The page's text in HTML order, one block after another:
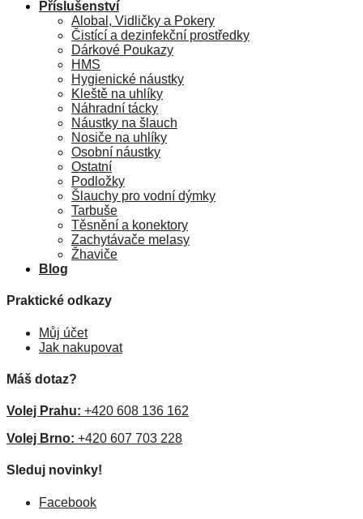
Příslušenství
Alobal, Vidličky a Pokery
Čistící a dezinfekční prostředky
Dárkové Poukazy
HMS
Hygienické náustky
Kleště na uhlíky
Náhradní tácky
Náustky na šlauch
Nosiče na uhlíky
Osobní náustky
Ostatní
Podložky
Šlauchy pro vodní dýmky
Tarbuše
Těsnění a konektory
Zachytávače melasy
Žhaviče
Blog
Praktické odkazy
Můj účet
Jak nakupovat
Máš dotaz?
Volej Prahu: +420 608 136 162
Volej Brno: +420 607 703 228
Sleduj novinky!
Facebook